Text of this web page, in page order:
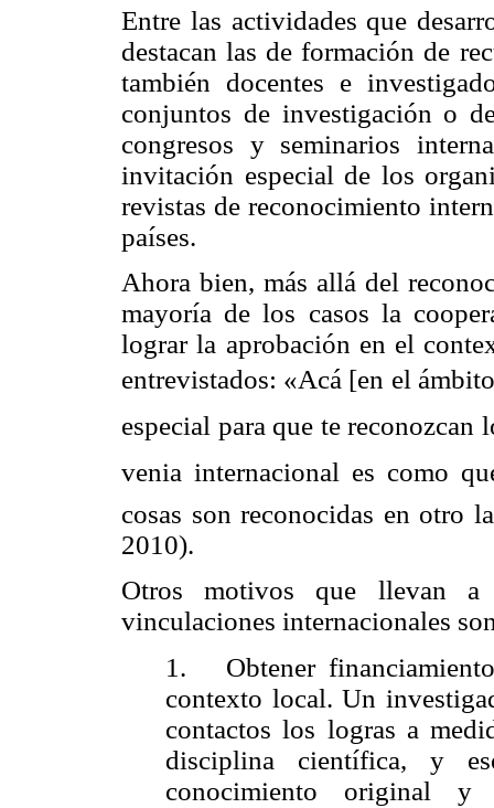
Entre las actividades que
destacan las de formación de
también docentes e
conjuntos de investigación o
congresos y seminarios
invitación especial de los
revistas de reconocimiento
países.
Ahora bien, más allá del
mayoría de los casos la
lograr la aprobación en el
entrevistados: «Acá [en el
especial para que te reconozcan
venia internacional es como
cosas son reconocidas en otro
2010).
Otros motivos que llevan a
vinculaciones internacionales
1.
Obtener
contexto local. Un
contactos los logras a
disciplina científica, y
conocimiento original y